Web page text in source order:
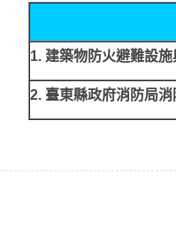
1. 建築物防火避難設
2. 臺東縣政府消防局